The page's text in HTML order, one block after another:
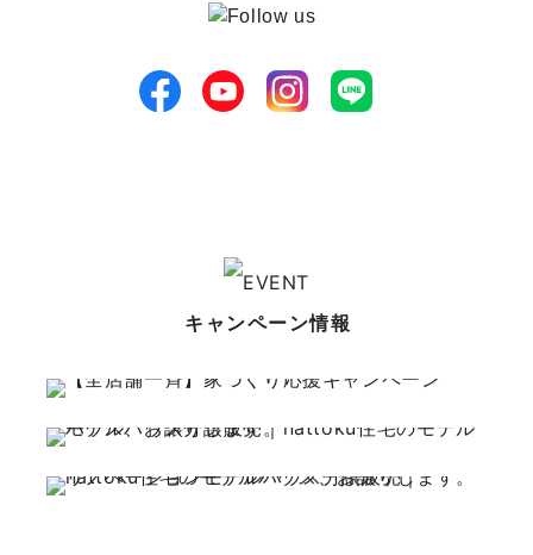
キャンペーン情報